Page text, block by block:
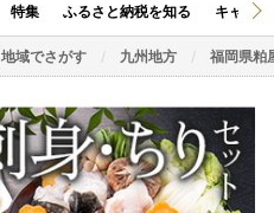
特集 ふるさと納税を知る キャン
地域でさがす 九州地方 福岡県粕